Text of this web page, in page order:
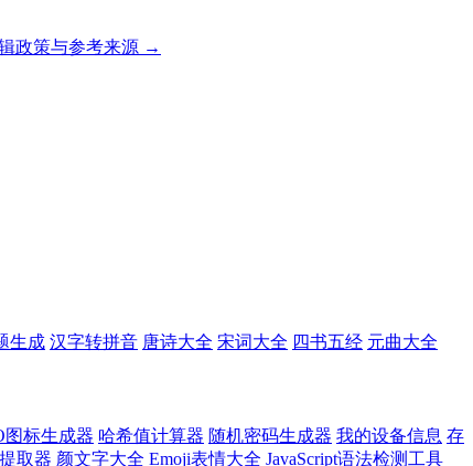
政策与参考来源 →
生成 汉字转拼音 唐诗大全 宋词大全 四书五经 元曲大全
图标生成器 哈希值计算器 随机密码生成器 我的设备信息 存
取器 颜文字大全 Emoji表情大全 JavaScript语法检测工具